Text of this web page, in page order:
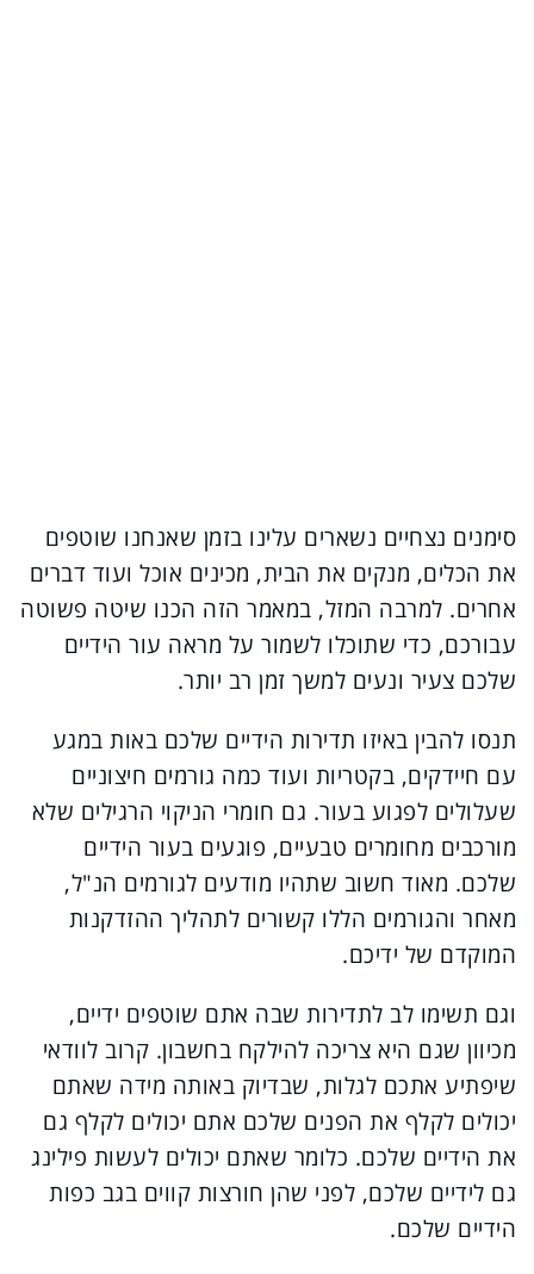
סימנים נצחיים נשארים עלינו בזמן שאנחנו שוטפים
את הכלים, מנקים את הבית, מכינים אוכל ועוד דברים
אחרים. למרבה המזל, במאמר הזה הכנו שיטה פשוטה
עבורכם, כדי שתוכלו לשמור על מראה עור הידיים
שלכם צעיר ונעים למשך זמן רב יותר.
תנסו להבין באיזו תדירות הידיים שלכם באות במגע
עם חיידקים, בקטריות ועוד כמה גורמים חיצוניים
שעלולים לפגוע בעור. גם חומרי הניקוי הרגילים שלא
מורכבים מחומרים טבעיים, פוגעים בעור הידיים
שלכם. מאוד חשוב שתהיו מודעים לגורמים הנ"ל,
מאחר והגורמים הללו קשורים לתהליך ההזדקנות
המוקדם של ידיכם.
וגם תשימו לב לתדירות שבה אתם שוטפים ידיים,
מכיוון שגם היא צריכה להילקח בחשבון. קרוב לוודאי
שיפתיע אתכם לגלות, שבדיוק באותה מידה שאתם
יכולים לקלף את הפנים שלכם אתם יכולים לקלף גם
את הידיים שלכם. כלומר שאתם יכולים לעשות פילינג
גם לידיים שלכם, לפני שהן חורצות קווים בגב כפות
הידיים שלכם.